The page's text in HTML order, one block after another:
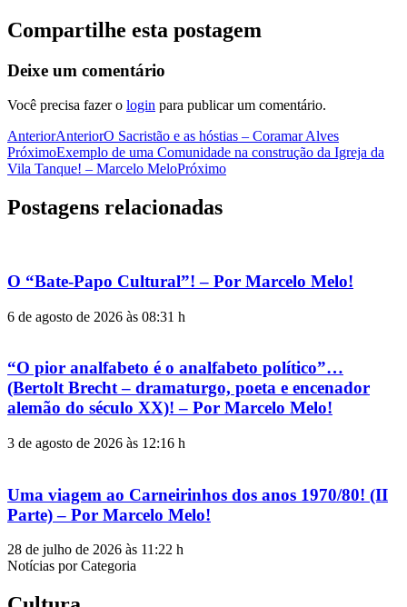
Compartilhe esta postagem
Deixe um comentário
Você precisa fazer o login para publicar um comentário.
AnteriorAnteriorO Sacristão e as hóstias – Coramar Alves
PróximoExemplo de uma Comunidade na construção da Igreja da
Vila Tanque! – Marcelo MeloPróximo
Postagens relacionadas
O “Bate-Papo Cultural”! – Por Marcelo Melo!
6 de agosto de 2026 às 08:31 h
“O pior analfabeto é o analfabeto político”…
(Bertolt Brecht – dramaturgo, poeta e encenador
alemão do século XX)! – Por Marcelo Melo!
3 de agosto de 2026 às 12:16 h
Uma viagem ao Carneirinhos dos anos 1970/80! (II
Parte) – Por Marcelo Melo!
28 de julho de 2026 às 11:22 h
Notícias por Categoria